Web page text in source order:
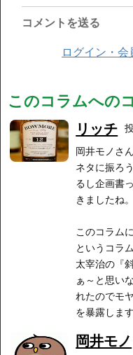
コメントを送る
ログイン・
このコラムへの
リッチ
岡井モノさん
ネタに振ろ
るし企画書
きましたね。
このコラム
というコラ
太宰治の『
ぁ～と思い
れたのでモ
を暴露します
岡井モノ